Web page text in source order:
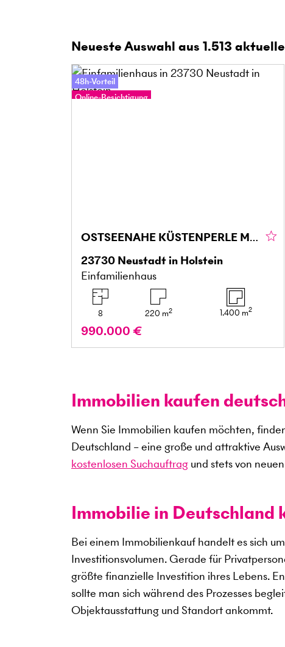
Neueste Auswahl aus 1.513
48h-Vorteil
Online-Besichtigung
OSTSEENAHE KÜSTENPERLE MIT TRAUMGARTEN
23730 Neustadt in Holstein
Einfamilienhaus
8 220 m2 1.400 m2
990.000 €
Immobilien kaufen
Wenn Sie Immobilien kaufen möchten,
Deutschland – eine große und attraktive
kostenlosen Suchauftrag und stets von
Immobilie in Deutschland
Bei einem Immobilienkauf handelt es sich
Investitionsvolumen. Gerade für
größte finanzielle Investition ihres Lebens.
sollte man sich während des Prozesses
Objektausstattung und Standort ankommt.